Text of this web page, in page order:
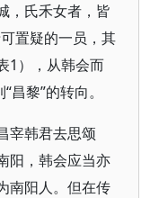
，氏禾女者，皆
置疑的一员，其
1），从韩会而
黎”的转向。
宰韩君去思颂
阳，韩会应当亦
南阳人。但在传